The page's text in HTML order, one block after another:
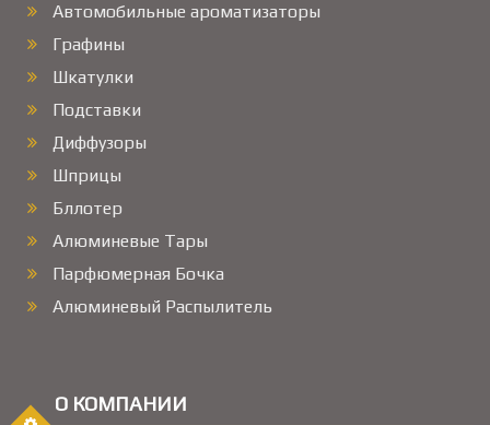
Автомобильные ароматизаторы
Графины
Шкатулки
Подставки
Диффузоры
Шприцы
Бллотер
Алюминевые Тары
Парфюмерная Бочка
Алюминевый Распылитель
О КОМПАНИИ